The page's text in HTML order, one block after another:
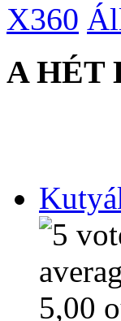
X360
A HÉT